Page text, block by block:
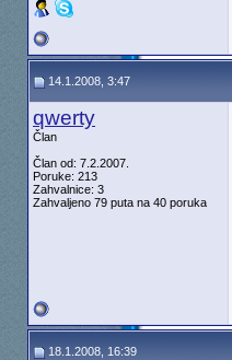
14.1.2008, 3:47
qwerty
Član
Član od: 7.2.2007.
Poruke: 213
Zahvalnice: 3
Zahvaljeno 79 puta na 40 poruka
18.1.2008, 16:39